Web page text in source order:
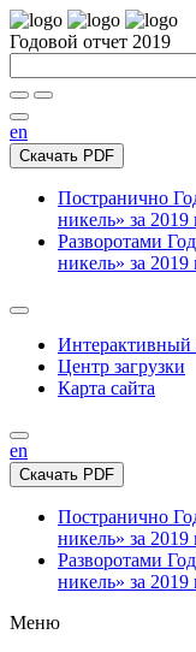
Годовой отчет 2019
en
Скачать PDF
Постранично
никель» за 2019
Разворотами
никель» за 2019
Интерактивный
Центр загрузки
Карта сайта
en
Скачать PDF
Постранично
никель» за 2019
Разворотами
никель» за 2019
Меню